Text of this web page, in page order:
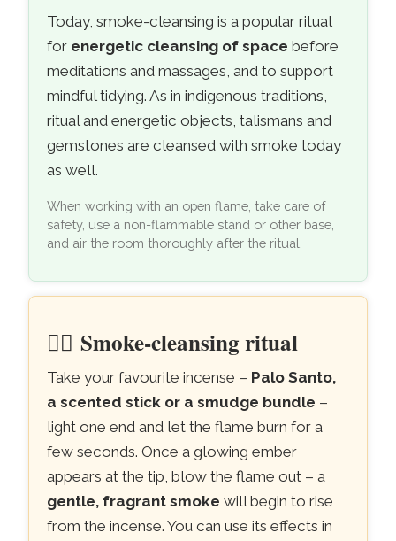
Today, smoke-cleansing is a popular ritual
for energetic cleansing of space before
meditations and massages, and to support
mindful tidying. As in indigenous traditions,
ritual and energetic objects, talismans and
gemstones are cleansed with smoke today
as well.
When working with an open flame, take care of
safety, use a non-flammable stand or other base,
and air the room thoroughly after the ritual.
🧘‍♀️Smoke-cleansing ritual
Take your favourite incense – Palo Santo,
a scented stick or a smudge bundle –
light one end and let the flame burn for a
few seconds. Once a glowing ember
appears at the tip, blow the flame out – a
gentle, fragrant smoke will begin to rise
from the incense. You can use its effects in